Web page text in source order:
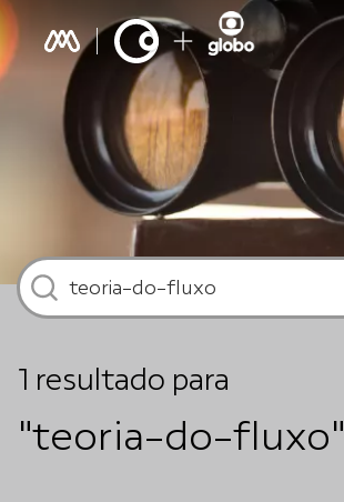
1 resultado para
"teoria-do-fluxo"